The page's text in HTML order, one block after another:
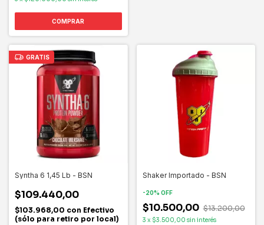
COMPRAR
GRATIS
Syntha 6 1,45 Lb - BSN
$109.440,00
$103.968,00 con Efectivo
(sólo para retiro por local)
Shaker Importado - BSN
-20% OFF
$10.500,00 $13.200,00
3 x $3.500,00 sin interés